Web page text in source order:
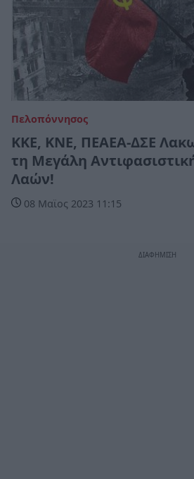
Πελοπόννησος
ΚΚΕ, ΚΝΕ, ΠΕΑΕΑ-ΔΣΕ
τη Μεγάλη
Λαών!
08 Μαϊος 2023 11:15